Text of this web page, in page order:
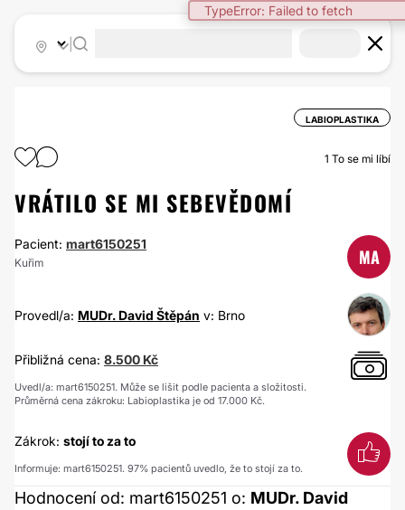
TypeError: Failed to fetch
LABIOPLASTIKA
1 To se mi líbí
VRÁTILO SE MI SEBEVĚDOMÍ
Pacient: mart6150251
Kuřim MA
Provedl/a: MUDr. David Štěpán v: Brno
Přibližná cena: 8.500 Kč
Uvedl/a: mart6150251. Může se lišit podle pacienta a složitosti.
Průměrná cena zákroku: Labioplastika je od 17.000 Kč.
Zákrok: stojí to za to
Informuje: mart6150251. 97% pacientů uvedlo, že to stojí za to.
Hodnocení od: mart6150251 o: MUDr. David